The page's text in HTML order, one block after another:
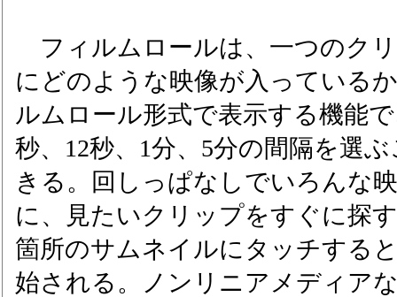
フィルムロールは、一つのク
にどのような映像が入っている
ルムロール形式で表示する機能
秒、12秒、1分、5分の間隔を選
きる。回しっぱなしでいろんな
に、見たいクリップをすぐに探
箇所のサムネイルにタッチする
始される。ノンリニアメディア